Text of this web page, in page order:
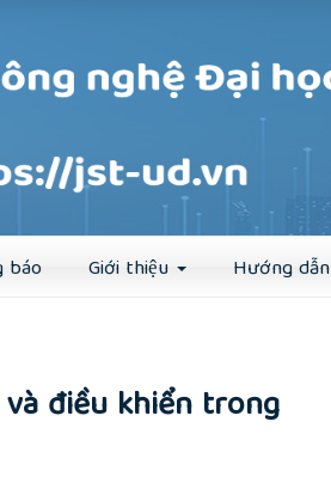
báo Giới thiệu Hướng dẫn
Đăng nhập
điều khiển trong